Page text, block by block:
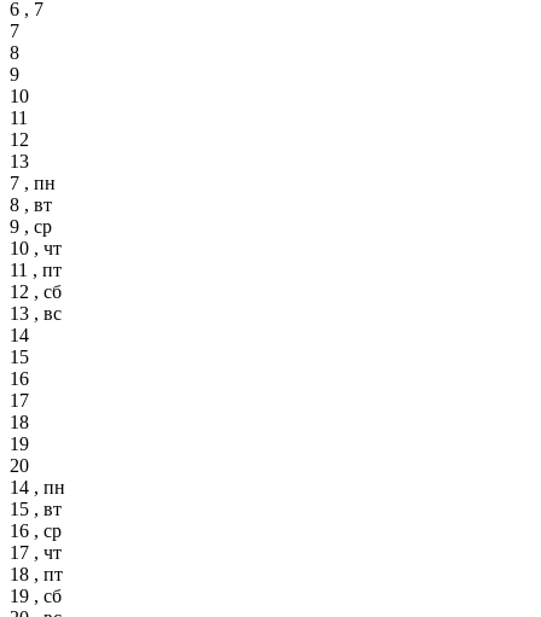
6 , 7
7
8
9
10
11
12
13
7 , пн
8 , вт
9 , ср
10 , чт
11 , пт
12 , сб
13 , вс
14
15
16
17
18
19
20
14 , пн
15 , вт
16 , ср
17 , чт
18 , пт
19 , сб